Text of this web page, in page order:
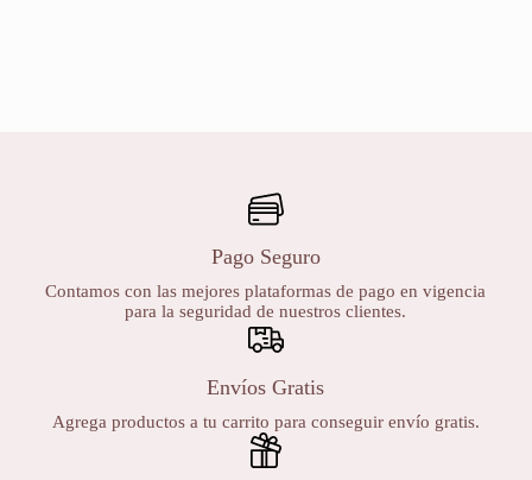
Pago Seguro
Contamos con las mejores plataformas de pago en vigencia
para la seguridad de nuestros clientes.
Envíos Gratis
Agrega productos a tu carrito para conseguir envío gratis.